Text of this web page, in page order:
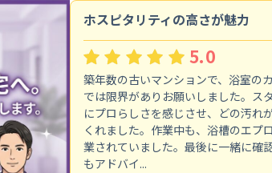
ホスピタリティの高さが魅力
5.0
築年数の古いマンションで、浴室の
では限界がありお願いしました。ス
にプロらしさを感じさせ、どの汚れ
くれました。作業中も、浴槽のエプ
業されていました。最後に一緒に確
もアドバイ...